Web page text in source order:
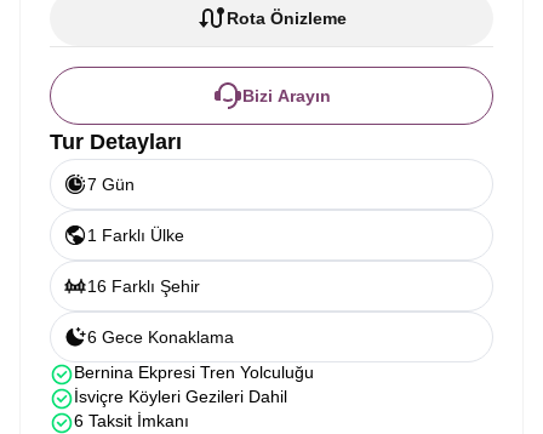
Rota Önizleme
Bizi Arayın
Tur Detayları
7 Gün
1 Farklı Ülke
16 Farklı Şehir
6 Gece Konaklama
Bernina Ekpresi Tren Yolculuğu
İsviçre Köyleri Gezileri Dahil
6 Taksit İmkanı